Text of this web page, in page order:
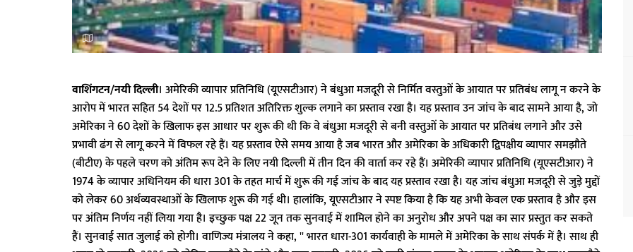
वाशिंगटन/नयी दिल्ली। अमेरिकी व्यापार प्रतिनिधि (यूएसटीआर) ने बंधुआ मजदूरी से निर्मित वस्तुओं के आयात पर प्रतिबंध लागू न करने के
आरोप में भारत सहित 54 देशों पर 12.5 प्रतिशत अतिरिक्त शुल्क लगाने का प्रस्ताव रखा है। यह प्रस्ताव उन जांच के बाद सामने आया है, जो
अमेरिका ने 60 देशों के खिलाफ इस आधार पर शुरू की थी कि वे बंधुआ मजदूरी से बनी वस्तुओं के आयात पर प्रतिबंध लगाने और उसे
प्रभावी ढंग से लागू करने में विफल रहे हैं। यह प्रस्ताव ऐसे समय आया है जब भारत और अमेरिका के अधिकारी द्विपक्षीय व्यापार समझौते
(बीटीए) के पहले चरण को अंतिम रूप देने के लिए नयी दिल्ली में तीन दिन की वार्ता कर रहे हैं। अमेरिकी व्यापार प्रतिनिधि (यूएसटीआर) ने
1974 के व्यापार अधिनियम की धारा 301 के तहत मार्च में शुरू की गई जांच के बाद यह प्रस्ताव रखा है। यह जांच बंधुआ मजदूरी से जुड़े मुद्दों
को लेकर 60 अर्थव्यवस्थाओं के खिलाफ शुरू की गई थी। हालांकि, यूएसटीआर ने स्पष्ट किया है कि यह अभी केवल एक प्रस्ताव है और इस
पर अंतिम निर्णय नहीं लिया गया है। इच्छुक पक्ष 22 जून तक सुनवाई में शामिल होने का अनुरोध और अपने पक्ष का सार प्रस्तुत कर सकते
हैं। सुनवाई सात जुलाई को होगी। वाणिज्य मंत्रालय ने कहा, '' भारत धारा-301 कार्यवाही के मामले में अमेरिका के साथ संपर्क में है। साथ ही